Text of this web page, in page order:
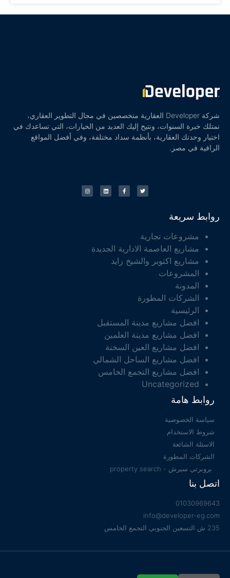
شركة Developer العقارية متخصصين في مجال التطوير العقاري،
نمتلك خبرة السنوات، ونتيح إليك العديد من الخيارات، التي تساعدك في
اختيار وحدتك العقارية، بأنظمة سداد مختلفة، وفي أفضل المواقع
الراقية في مصر.
روابط سريعة
مشروعات تجارية
مشاريع العاصمة الادارية الجديدة
مشاريع اكتوبر والشيخ زايد
المشروعات
المدونة
الشركات المطورة
الرئيسية
افضل مشاريع مدينة المستقبل
افضل مشاريع مدينة العلمين
افضل مشاريع العين السخنة
افضل مشاريع الساحل الشمالي
افضل مشاريع التجمع الخامس
Uncategorized
روابط هامة
سياسة الخصوصية
شروط الاستخدام
الاسئلة الشائعة
الشركات المطورة
بروبرتي سيرش - property search
اتصل بنا
01030969643
info@developer-eg.com
235 ش التسعين الجنوبي التجمع الخامس